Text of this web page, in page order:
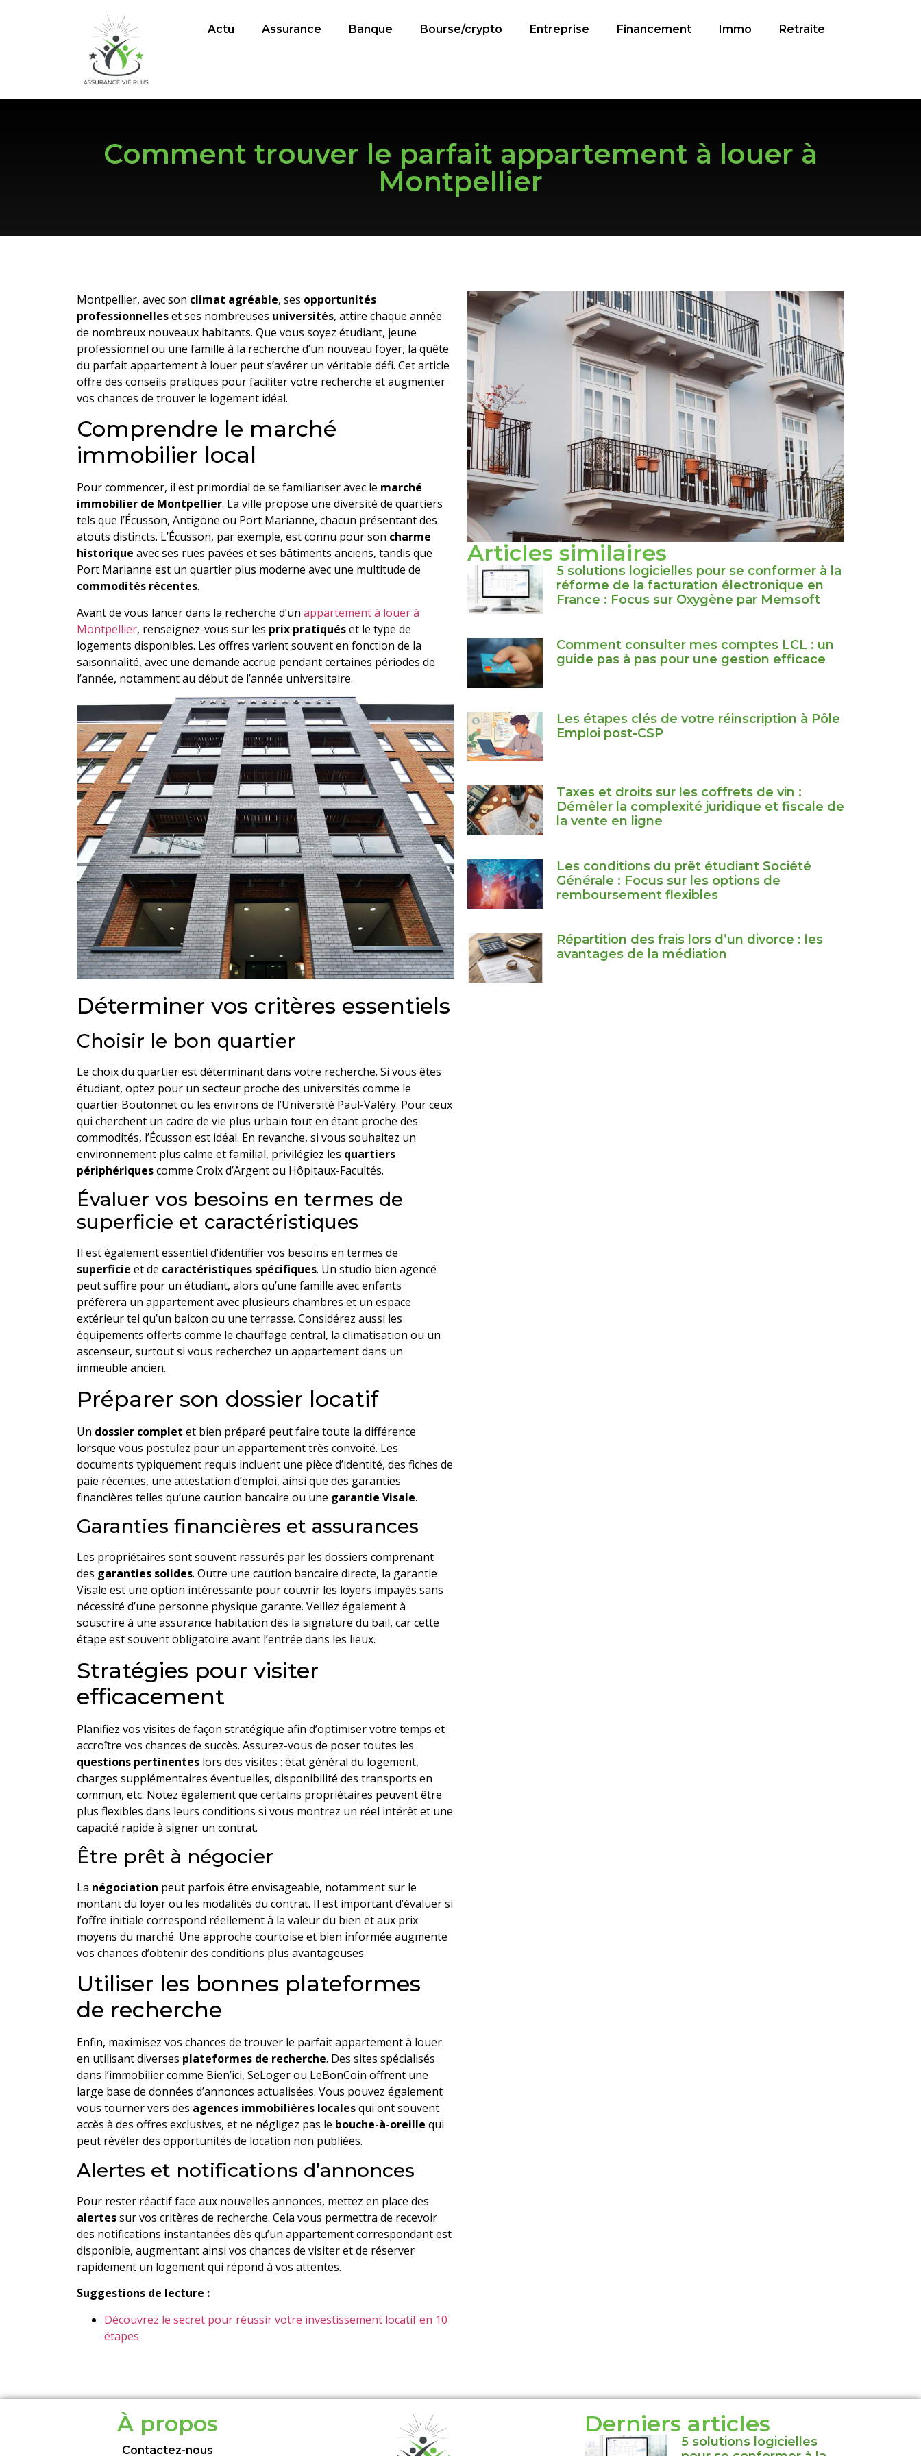
Actu Assurance Banque Bourse/crypto Entreprise Financement Immo Retraite
Comment trouver le parfait appartement à louer à
Montpellier
Montpellier, avec son climat agréable, ses opportunités
professionnelleset ses nombreuses universités, attire chaque année
de nombreux nouveaux habitants. Que vous soyez étudiant, jeune
professionnel ou une famille à la recherche d’un nouveau foyer, la quête
du parfait appartement à louer peut s’avérer un véritable défi. Cet article
offre des conseils pratiques pour faciliter votre recherche et augmenter
vos chances de trouver le logement idéal.
Comprendre le marché
immobilier local
Pour commencer, il est primordial de se familiariser avec le marché
immobilier de Montpellier. La ville propose une diversité de quartiers
tels que l’Écusson, Antigone ou Port Marianne, chacun présentant des
atouts distincts. L’Écusson, par exemple, est connu pour son charme
historique avec ses rues pavées et ses bâtiments anciens, tandis que
Port Marianne est un quartier plus moderne avec une multitude de
commodités récentes.
Avant de vous lancer dans la recherche d’un appartement à louer à
Montpellier, renseignez-vous sur les prix pratiquéset le type de
logements disponibles. Les offres varient souvent en fonction de la
saisonnalité, avec une demande accrue pendant certaines périodes de
l’année, notamment au début de l’année universitaire.
Déterminer vos critères essentiels
Choisir le bon quartier
Le choix du quartier est déterminant dans votre recherche. Si vous êtes
étudiant, optez pour un secteur proche des universités comme le
quartier Boutonnet ou les environs de l’Université Paul-Valéry. Pour ceux
qui cherchent un cadre de vie plus urbain tout en étant proche des
commodités, l’Écusson est idéal. En revanche, si vous souhaitez un
environnement plus calme et familial, privilégiez les quartiers
périphériquescomme Croix d’Argent ou Hôpitaux-Facultés.
Évaluer vos besoins en termes de
superficie et caractéristiques
Il est également essentiel d’identifier vos besoins en termes de
superficie et de caractéristiques spécifiques. Un studio bien agencé
peut suffire pour un étudiant, alors qu’une famille avec enfants
préfèrera un appartement avec plusieurs chambres et un espace
extérieur tel qu’un balcon ou une terrasse. Considérez aussi les
équipements offerts comme le chauffage central, la climatisation ou un
ascenseur, surtout si vous recherchez un appartement dans un
immeuble ancien.
Préparer son dossier locatif
Un dossier complet et bien préparé peut faire toute la différence
lorsque vous postulez pour un appartement très convoité. Les
documents typiquement requis incluent une pièce d’identité, des fiches de
paie récentes, une attestation d’emploi, ainsi que des garanties
financières telles qu’une caution bancaire ou une garantie Visale.
Garanties financières et assurances
Les propriétaires sont souvent rassurés par les dossiers comprenant
des garanties solides. Outre une caution bancaire directe, la garantie
Visale est une option intéressante pour couvrir les loyers impayés sans
nécessité d’une personne physique garante. Veillez également à
souscrire à une assurance habitation dès la signature du bail, car cette
étape est souvent obligatoire avant l’entrée dans les lieux.
Stratégies pour visiter
efficacement
Planifiez vos visites de façon stratégique afin d’optimiser votre temps et
accroître vos chances de succès. Assurez-vous de poser toutes les
questions pertinentes lors des visites : état général du logement,
charges supplémentaires éventuelles, disponibilité des transports en
commun, etc. Notez également que certains propriétaires peuvent être
plus flexibles dans leurs conditions si vous montrez un réel intérêt et une
capacité rapide à signer un contrat.
Être prêt à négocier
La négociation peut parfois être envisageable, notamment sur le
montant du loyer ou les modalités du contrat. Il est important d’évaluer si
l’offre initiale correspond réellement à la valeur du bien et aux prix
moyens du marché. Une approche courtoise et bien informée augmente
vos chances d’obtenir des conditions plus avantageuses.
Utiliser les bonnes plateformes
de recherche
Enfin, maximisez vos chances de trouver le parfait appartement à louer
en utilisant diverses plateformes de recherche. Des sites spécialisés
dans l’immobilier comme Bien’ici, SeLoger ou LeBonCoin offrent une
large base de données d’annonces actualisées. Vous pouvez également
vous tourner vers des agences immobilières localesqui ont souvent
accès à des offres exclusives, et ne négligez pas le bouche-à-oreille qui
peut révéler des opportunités de location non publiées.
Alertes et notifications d’annonces
Pour rester réactif face aux nouvelles annonces, mettez en place des
alertessur vos critères de recherche. Cela vous permettra de recevoir
des notifications instantanées dès qu’un appartement correspondant est
disponible, augmentant ainsi vos chances de visiter et de réserver
rapidement un logement qui répond à vos attentes.
Suggestions de lecture :
Découvrez le secret pour réussir votre investissement locatif en 10
étapes
Articles similaires
5 solutions logicielles pour se conformer à la
réforme de la facturation électronique en
France : Focus sur Oxygène par Memsoft
Comment consulter mes comptes LCL : un
guide pas à pas pour une gestion efficace
Les étapes clés de votre réinscription à Pôle
Emploi post-CSP
Taxes et droits sur les coffrets de vin :
Démêler la complexité juridique et fiscale de
la vente en ligne
Les conditions du prêt étudiant Société
Générale : Focus sur les options de
remboursement flexibles
Répartition des frais lors d’un divorce : les
avantages de la médiation
À propos
Contactez-nous
Derniers articles
5 solutions logicielles